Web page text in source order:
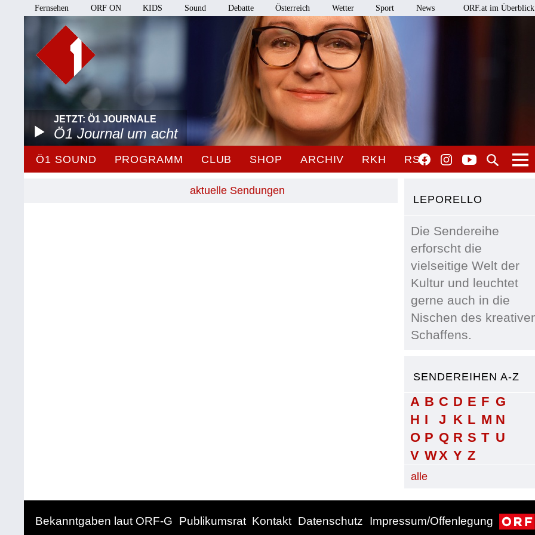
Fernsehen ORF ON KIDS Sound Debatte Österreich Wetter Sport News ORF.at im Überblick
JETZT: Ö1 JOURNALE
Ö1 Journal um acht
Ö1 SOUND PROGRAMM CLUB SHOP ARCHIV RKH RSO
LEPORELLO
Die Sendereihe
erforscht die
vielseitige Welt der
Kultur und leuchtet
gerne auch in die
Nischen des
Schaffens.
SENDEREIHEN A-Z
A B C D E F G
H I J K L M N
O P Q R S T U
V WX Y Z
alle
aktuelle Sendungen
Bekanntgaben laut ORF-G Publikumsrat Kontakt Datenschutz Impressum/Offenlegung